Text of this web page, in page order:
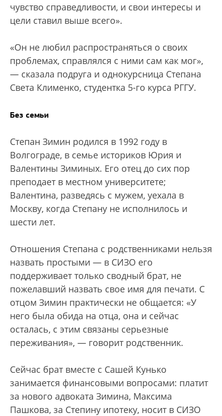
чувство справедливости, и свои интересы и
цели ставил выше всего».
«Он не любил распространяться о своих
проблемах, справлялся с ними сам как мог»,
— сказала подруга и однокурсница Степана
Света Клименко, студентка 5-го курса РГГУ.
Без семьи
Степан Зимин родился в 1992 году в
Волгограде, в семье историков Юрия и
Валентины Зиминых. Его отец до сих пор
преподает в местном университете;
Валентина, разведясь с мужем, уехала в
Москву, когда Степану не исполнилось и
шести лет.
Отношения Степана с родственниками нельзя
назвать простыми — в СИЗО его
поддерживает только сводный брат, не
пожелавший назвать свое имя для печати. С
отцом Зимин практически не общается: «У
него была обида на отца, она и сейчас
осталась, с этим связаны серьезные
переживания», — говорит родственник.
Сейчас брат вместе с Сашей Кунько
занимается финансовыми вопросами: платит
за нового адвоката Зимина, Максима
Пашкова, за Степину ипотеку, носит в СИЗО